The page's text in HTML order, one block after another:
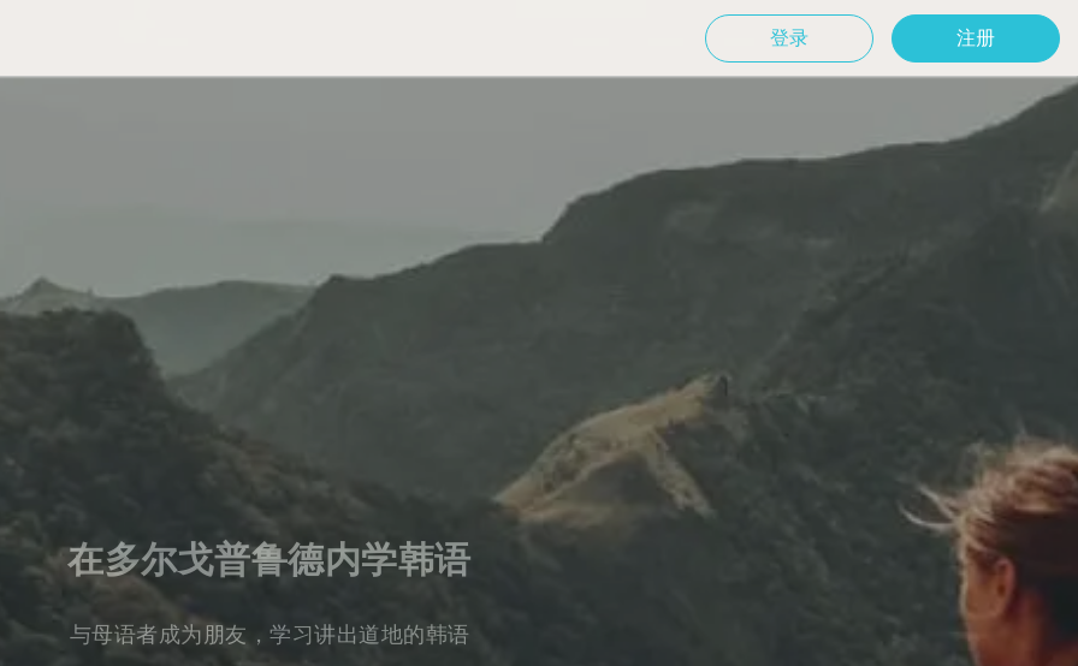
登录 注册
在多尔戈普鲁德内学韩语
与母语者成为朋友，学习讲出道地的韩语